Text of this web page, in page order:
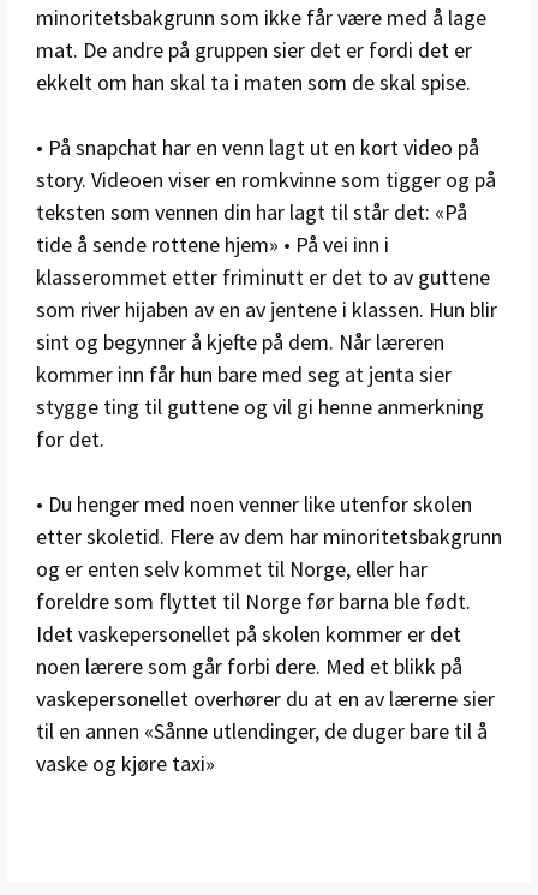
minoritetsbakgrunn som ikke får være med å lage
mat. De andre på gruppen sier det er fordi det er
ekkelt om han skal ta i maten som de skal spise.
• På snapchat har en venn lagt ut en kort video på
story. Videoen viser en romkvinne som tigger og på
teksten som vennen din har lagt til står det: «På
tide å sende rottene hjem» • På vei inn i
klasserommet etter friminutt er det to av guttene
som river hijaben av en av jentene i klassen. Hun blir
sint og begynner å kjefte på dem. Når læreren
kommer inn får hun bare med seg at jenta sier
stygge ting til guttene og vil gi henne anmerkning
for det.
• Du henger med noen venner like utenfor skolen
etter skoletid. Flere av dem har minoritetsbakgrunn
og er enten selv kommet til Norge, eller har
foreldre som flyttet til Norge før barna ble født.
Idet vaskepersonellet på skolen kommer er det
noen lærere som går forbi dere. Med et blikk på
vaskepersonellet overhører du at en av lærerne sier
til en annen «Sånne utlendinger, de duger bare til å
vaske og kjøre taxi»